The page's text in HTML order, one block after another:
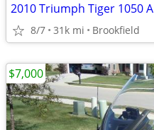
2010 Triumph Tiger 1050
8/7 31k mi Brookfield
$7,000